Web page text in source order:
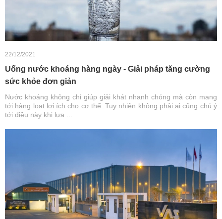
22/12/2021
Uống nước khoáng hàng ngày - Giải pháp tăng cường
sức khỏe đơn giản
Nước khoáng không chỉ giúp giải khát nhanh chóng mà còn mang
tới hàng loạt lợi ích cho cơ thể. Tuy nhiên không phải ai cũng chú ý
tới điều này khi lựa ...